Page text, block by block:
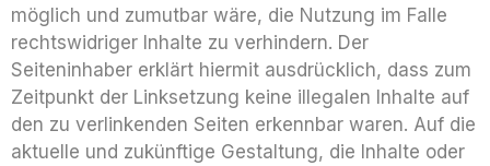
möglich und zumutbar wäre, die Nutzung im Falle
rechtswidriger Inhalte zu verhindern. Der
Seiteninhaber erklärt hiermit ausdrücklich, dass zum
Zeitpunkt der Linksetzung keine illegalen Inhalte auf
den zu verlinkenden Seiten erkennbar waren. Auf die
aktuelle und zukünftige Gestaltung, die Inhalte oder